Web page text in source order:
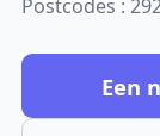
Postcodes :
Een